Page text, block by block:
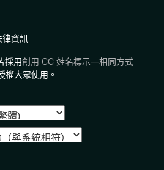
律資訊
採用創用 CC 姓名標示—相同方式
權大眾使用。